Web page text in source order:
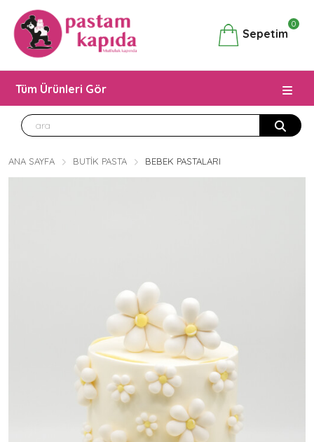
Sepetim
0
Tüm Ürünleri Gör
ANA SAYFA BUTIK PASTA BEBEK PASTALARI